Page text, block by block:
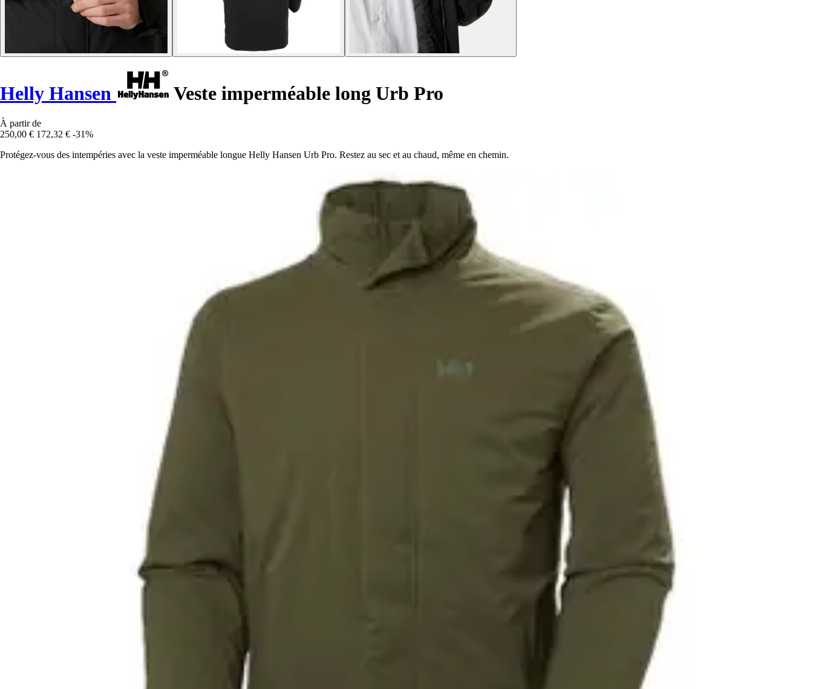
Helly Hansen Veste imperméable long Urb Pro
À partir de
250,00 € 172,32 € -31%
Protégez-vous des intempéries avec la veste imperméable longue Helly Hansen Urb Pro. Restez au sec et au chaud, même en chemin.